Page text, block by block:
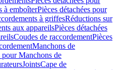
à emboîterPièces détachées pour
à griffesRéductions sur
aux appareilsPièces détachées
Coudes de raccordementPièces
Manchons de
pour Manchons de
JointsCape de